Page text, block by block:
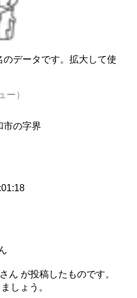
データです。拡大して使
ー）
市の字界
さん が投稿したものです。
しょう。